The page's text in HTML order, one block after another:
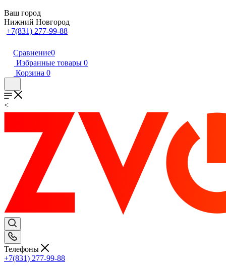
Ваш город
Нижний Новгород
+7(831) 277-99-88
Сравнение0
Избранные товары 0
Корзина 0
<
Телефоны
+7(831) 277-99-88